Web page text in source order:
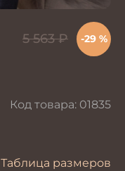
Код товара: 01835
5 563₽ -29 %
Таблица размеров